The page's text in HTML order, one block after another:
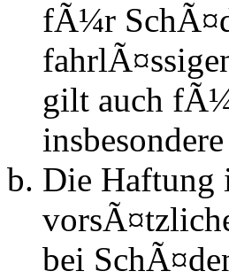
fÃ¼r
gilt auch
Die Haftung
bei